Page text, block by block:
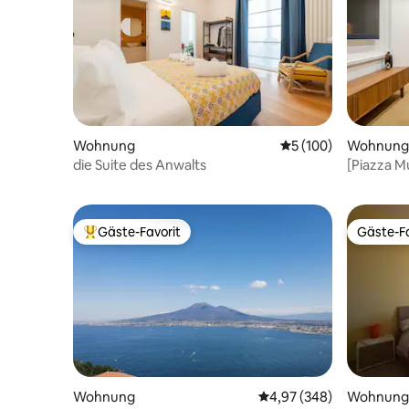
Wohnung Durchschnittliche
5 (100)
die Suite des Anwalts
Wohnung
[Piazza
Beliebter Gäste-Favorit.
Gäste-Favorit
Wohnung Durchschnittliche
4,97 (348)
Gäste-
Gäste-
Wohnung